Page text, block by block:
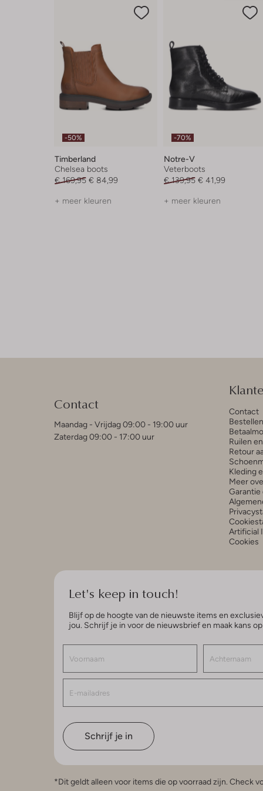
-50%
Timberland
Chelsea boots
€ 169,95 € 84,99
+ meer kleuren
-70%
Notre-V
Veterboots
€ 139,95 € 41,99
+ meer kleuren
Contact
Maandag - Vrijdag 09:00 - 19:00 uur
Zaterdag 09:00 - 17:00 uur
Contact
Ruilen
Retour
Kleding
Meer
Garantie
Artificial
Cookies
Let's keep in touch!
Blijf op de hoogte van de nieuwste items en
jou. Schrijf je in voor de nieuwsbrief en maak kans
Schrijf je in
*Dit geldt alleen voor items die op voorraad zijn. Check